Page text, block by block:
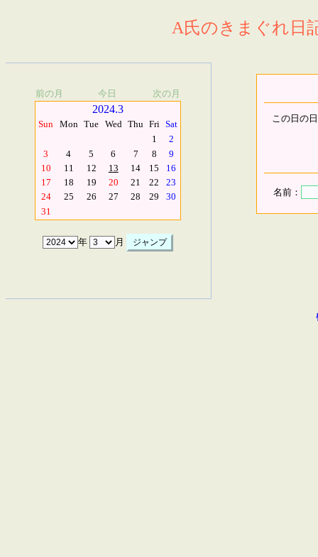
A氏のきまぐれ日
前の月 今日 次の月
2024.3
Sun Mon Tue Wed Thu Fri Sat
1
2
3
4 5 6 7 8
9
10
11 12 13 14 15
16
17
18 19 20 21 22
23
24
25 26 27 28 29
30
31
年 月
この日の
名前：